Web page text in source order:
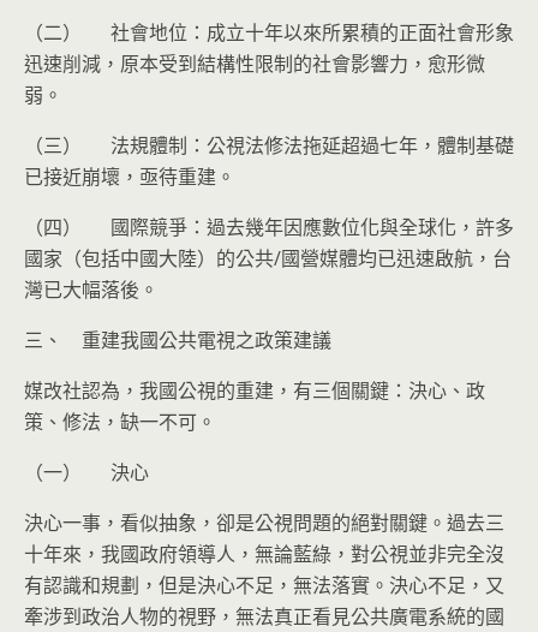
（二） 社會地位：成立十年以來所累積的正面社會形象
迅速削減，原本受到結構性限制的社會影響力，愈形微
弱。
（三） 法規體制：公視法修法拖延超過七年，體制基礎
已接近崩壞，亟待重建。
（四） 國際競爭：過去幾年因應數位化與全球化，許多
國家（包括中國大陸）的公共/國營媒體均已迅速啟航，台
灣已大幅落後。
三、 重建我國公共電視之政策建議
媒改社認為，我國公視的重建，有三個關鍵：決心、政
策、修法，缺一不可。
（一） 決心
決心一事，看似抽象，卻是公視問題的絕對關鍵。過去三
十年來，我國政府領導人，無論藍綠，對公視並非完全沒
有認識和規劃，但是決心不足，無法落實。決心不足，又
牽涉到政治人物的視野，無法真正看見公共廣電系統的國